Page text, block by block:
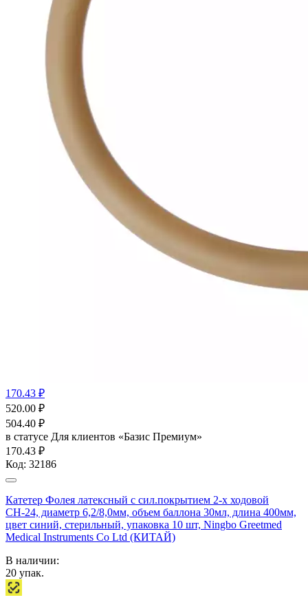
170.43 ₽
520.00 ₽
504.40 ₽
в статусе Для клиентов «Базис Премиум»
170.43 ₽
Код: 32186
Катетер Фолея латексный с сил.покрытием 2-х ходовой
СН-24, диаметр 6,2/8,0мм, объем баллона 30мл, длина 400мм,
цвет синий, стерильный, упаковка 10 шт, Ningbo Greetmed
Medical Instruments Co Ltd (КИТАЙ)
В наличии:
20 упак.